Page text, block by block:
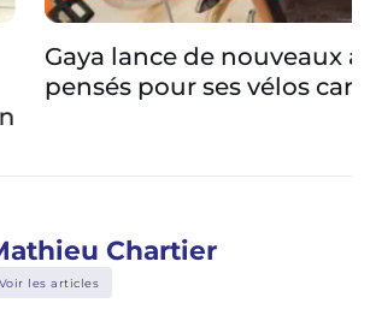
nouveaux accessoires bien
vélos cargos
Chartier
Voir les articles